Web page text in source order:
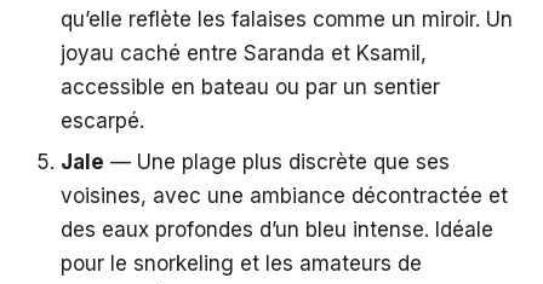
qu’elle reflète les falaises comme un miroir. Un
joyau caché entre Saranda et Ksamil,
accessible en bateau ou par un sentier
escarpé.
Jale — Une plage plus discrète que ses
voisines, avec une ambiance décontractée et
des eaux profondes d’un bleu intense. Idéale
pour le snorkeling et les amateurs de